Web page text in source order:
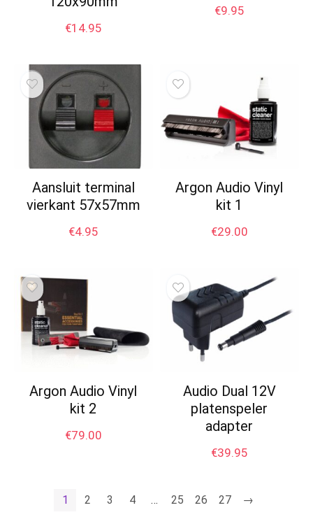
€14.95
€9.95
Aansluit terminal
vierkant 57x57mm
€4.95
Argon Audio Vinyl
kit 1
€29.00
Argon Audio Vinyl
kit 2
€79.00
Audio Dual 12V
platenspeler
adapter
€39.95
1 2 3 4 … 25 26 27 →